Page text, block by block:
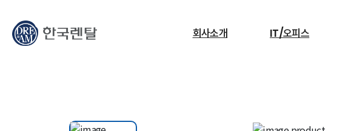
회사소개 IT/오피스
무엇을 찾고 계신가요?